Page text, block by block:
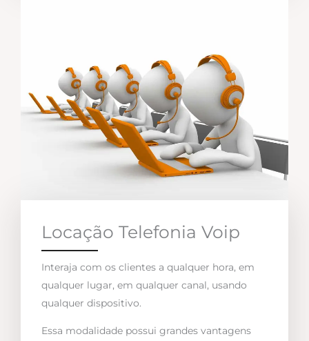
Locação Telefonia Voip
Interaja com os clientes a qualquer hora, em
qualquer lugar, em qualquer canal, usando
qualquer dispositivo.
Essa modalidade possui grandes vantagens